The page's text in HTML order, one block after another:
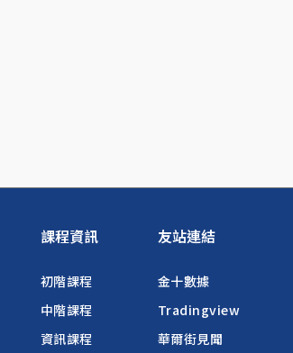
課程資訊
初階課程
中階課程
資訊課程
友站連結
金十數據
Tradingview
華爾街見聞